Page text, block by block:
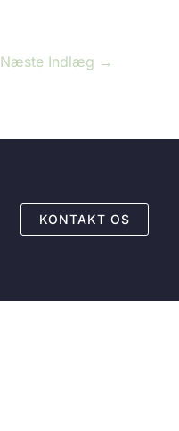
Næste Indlæg →
KONTAKT OS